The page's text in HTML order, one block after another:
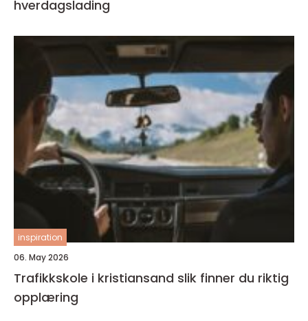
hverdagslading
inspiration
06. May 2026
Trafikkskole i kristiansand slik finner du riktig
opplæring